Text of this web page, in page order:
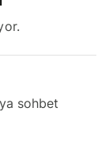
sohbet